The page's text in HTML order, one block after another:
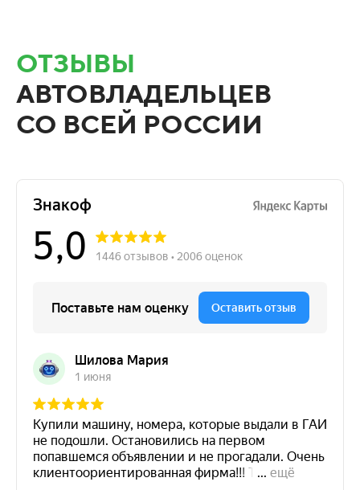
ОТЗЫВЫ
АВТОВЛАДЕЛЬЦЕВ
СО ВСЕЙ РОССИИ